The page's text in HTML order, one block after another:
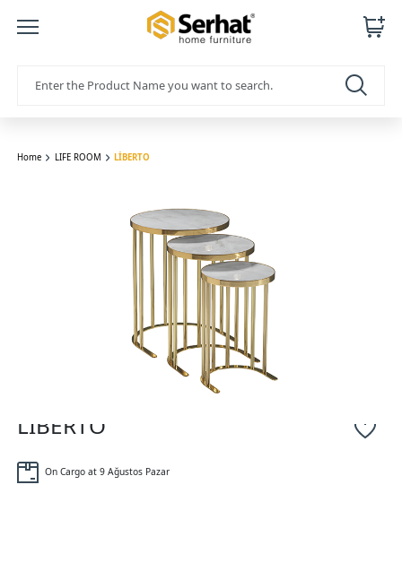
Home LIFE ROOM LİBERTO
LİBERTO
On Cargo at 9 Ağustos Pazar